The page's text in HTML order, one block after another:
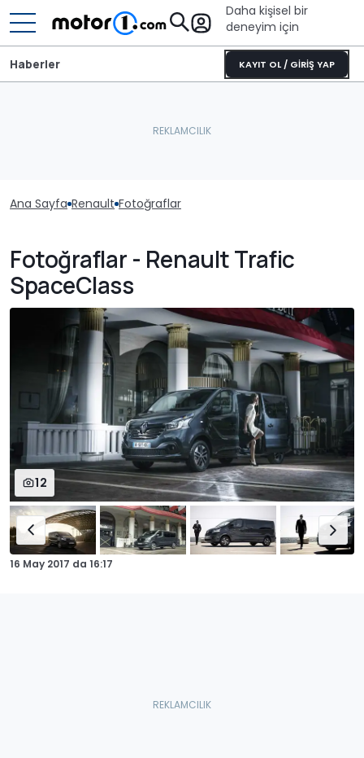
Daha kişisel bir
deneyim için
KAYIT OL / GİRİŞ YAP
Haberler
Ana Sayfa Renault Fotoğraflar
Fotoğraflar - Renault Trafic
SpaceClass
12
16 May 2017 da 16:17